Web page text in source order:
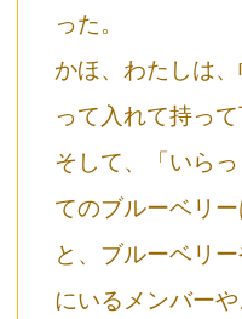
った。
かほ、わたしは
って入れて持っ
そして、「いら
てのブルーベリ
と、ブルーベリ
にいるメンバー